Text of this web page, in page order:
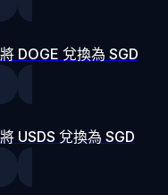
將 DOGE 兌換為 SGD
將 USDS 兌換為 SGD